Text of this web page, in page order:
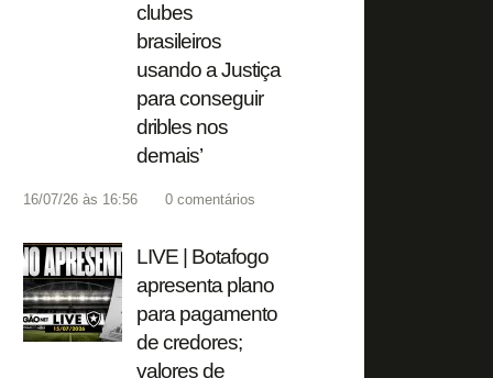
clubes
brasileiros
usando a Justiça
para conseguir
dribles nos
demais’
16/07/26 às 16:56 0 comentários
LIVE | Botafogo
apresenta plano
para pagamento
de credores;
valores de